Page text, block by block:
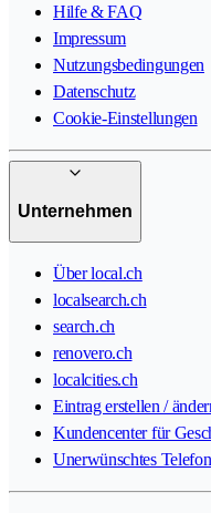
Hilfe & FAQ
Impressum
Nutzungsbedingungen
Datenschutz
Cookie-Einstellungen
Unternehmen
Über local.ch
localsearch.ch
search.ch
renovero.ch
localcities.ch
Eintrag erstellen /
Kundencenter für
Unerwünschtes